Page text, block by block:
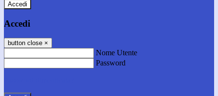
Accedi
Accedi
button close ×
Nome Utente
Password